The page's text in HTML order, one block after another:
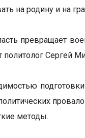
на родину и на
превращает
политолог Сергей
методы.